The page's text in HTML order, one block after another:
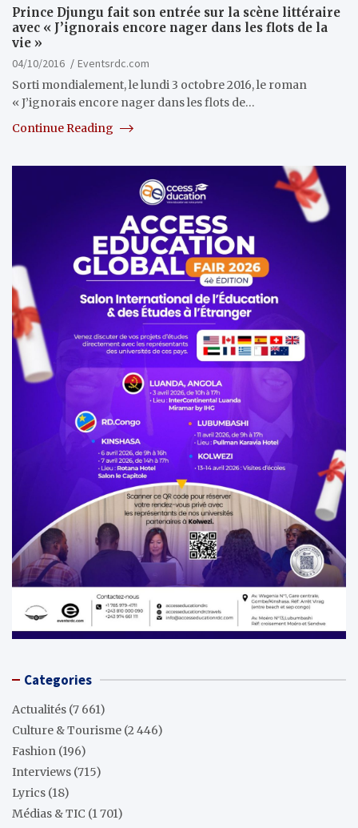
Prince Djungu fait son entrée sur la scène littéraire
avec « J’ignorais encore nager dans les flots de la
vie »
04/10/2016
Eventsrdc.com
Sorti mondialement, le lundi 3 octobre 2016, le roman
« J’ignorais encore nager dans les flots de…
Continue Reading
Categories
Actualités (7 661)
Culture & Tourisme (2 446)
Fashion (196)
Interviews (715)
Lyrics (18)
Médias & TIC (1 701)